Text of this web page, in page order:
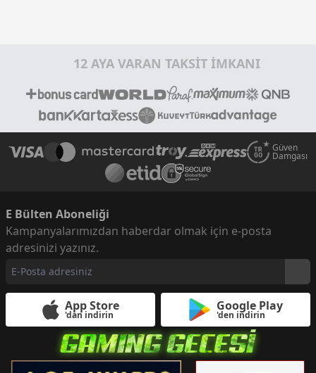
12 AYA VARAN TAKSİT İMKANI
Güven
Damgası
E Bülten Aboneliği
Kampanyalarımızdan haberdar olmak için e-posta
adresinizi yazınız.
App Store
'dan indirin
Google Play
'den indirin